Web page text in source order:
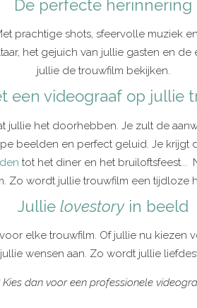
De perfecte herinnering
prachtige shots, sfeervolle muziek
het gejuich van jullie gasten en
jullie de trouwfilm bekijken.
een videograaf op jullie
jullie het doorhebben. Je zult de
beelden en perfect geluid. Je krijgt
tot het diner en het bruiloftsfeest...
wordt jullie trouwfilm een tijdloze
Jullie lovestory in beeld
elke trouwfilm. Of jullie nu kiezen
wensen aan. Zo wordt jullie
dan voor een professionele